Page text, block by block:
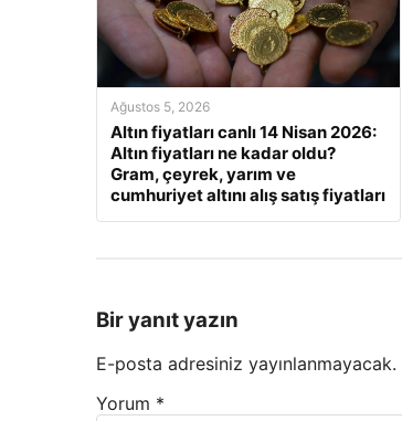
Ağustos 5, 2026
Altın fiyatları canlı 14 Nisan 2026:
Altın fiyatları ne kadar oldu?
Gram, çeyrek, yarım ve
cumhuriyet altını alış satış fiyatları
Bir yanıt yazın
E-posta adresiniz yayınlanmayacak.
Yorum *